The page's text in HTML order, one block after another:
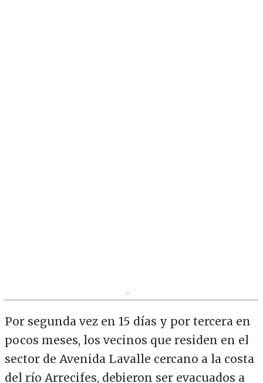
Por segunda vez en 15 días y por tercera en
pocos meses, los vecinos que residen en el
sector de Avenida Lavalle cercano a la costa
del río Arrecifes, debieron ser evacuados a